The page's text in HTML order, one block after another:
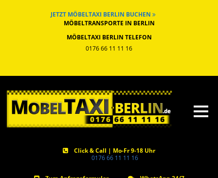
JETZT MÖBELTAXI BERLIN BUCHEN
MÖBELTRANSPORTE IN BERLIN
MÖBELTAXI BERLIN TELEFON
0176 66 11 11 16
Click & Call | Mo-Fr 9-18 Uhr
0176 66 11 11 16